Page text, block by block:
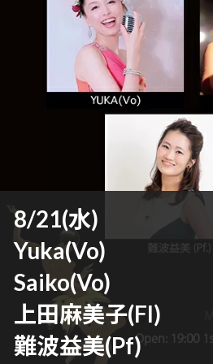
8/21(水)
Yuka(Vo)
Saiko(Vo)
上田麻美子(Fl)
難波益美(Pf)